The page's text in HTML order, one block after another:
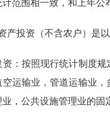
范围相一致，和上年公
产投资（不含农户）是
资：按照现行统计制度
空运输业，管道运输业
，公共设施管理业的固